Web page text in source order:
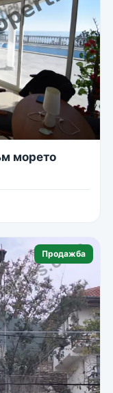
морето
Продажба